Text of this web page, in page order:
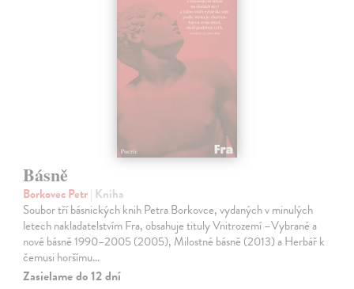
Básně
Borkovec Petr| Kniha
Soubor tří básnických knih Petra Borkovce, vydaných v minulých
letech nakladatelstvím Fra, obsahuje tituly Vnitrozemí –Vybrané a
nové básně 1990–2005 (2005), Milostné básně (2013) a Herbář k
čemusi horšímu…
Zasielame do 12 dní